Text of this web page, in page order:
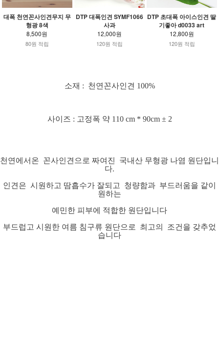
대폭 천연꼰사인견무지 무
형광 8색
8,500원
80원 적립
DTP 대폭인견 SYMF1066
사과
12,000원
120원 적립
DTP 초대폭 아이스인견 딸
기좋아 d0033 art
12,800원
120원 적립
소재 : 천연꼰사인견 100%
사이즈 : 고정폭 약 110 cm * 90cm ± 2
천연에서온 꼰사인견으로 짜여진 국내산 무형광 나염 원단입니
다.
인견은 시원하고 땀흡수가 잘되고 청량함과 부드러움을 같이
원하는
예민한 피부에 적합한 원단입니다
부드럽고 시원한 여름 침구류 원단으로 최고의 조건을 갖추었
습니다